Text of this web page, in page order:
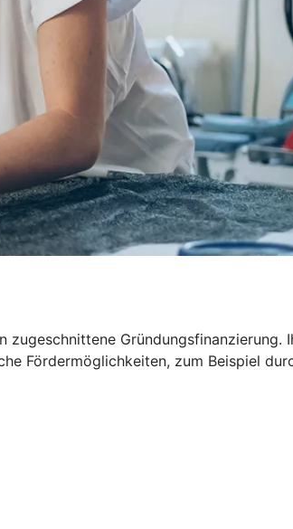
Gründungsfinanzierung.
Fördermöglichkeiten, zum Beispiel